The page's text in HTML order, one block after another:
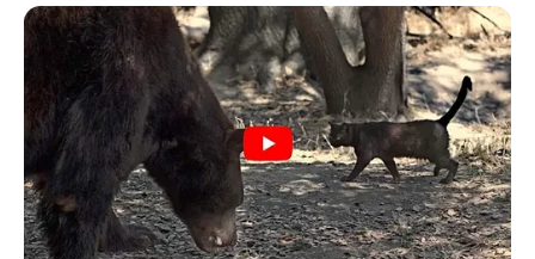
Quinté du jour Programme et Pronostic
PMU du 4 Mars 2023 PRIX DE MONTSOREAU
VINCENNES – 15h15 – Attelé – 2700m – 14 Partants – Corde
à gauche